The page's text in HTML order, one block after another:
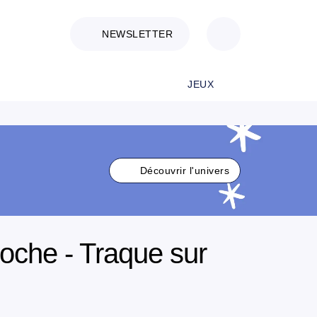
NEWSLETTER
JEUX
Découvrir l'univers
- Traque sur